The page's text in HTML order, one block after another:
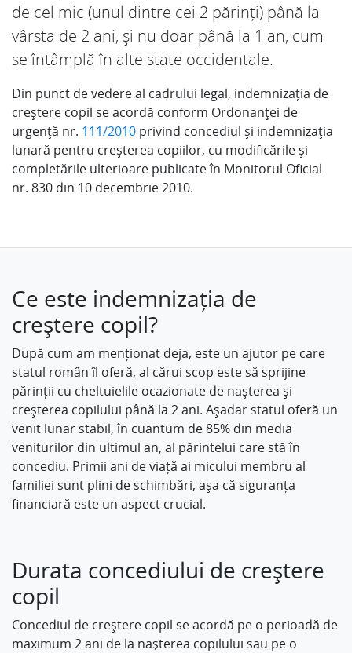
de cel mic (unul dintre cei 2 părinți) până la
vârsta de 2 ani, și nu doar până la 1 an, cum
se întâmplă în alte state occidentale.
Din punct de vedere al cadrului legal, indemnizația de
creștere copil se acordă conform Ordonanţei de
urgenţă nr. 111/2010 privind concediul şi indemnizaţia
lunară pentru creşterea copiilor, cu modificările și
completările ulterioare publicate în Monitorul Oficial
nr. 830 din 10 decembrie 2010.
Ce este indemnizația de
creștere copil?
După cum am menționat deja, este un ajutor pe care
statul român îl oferă, al cărui scop este să sprijine
părinții cu cheltuielile ocazionate de nașterea și
creșterea copilului până la 2 ani. Așadar statul oferă un
venit lunar stabil, în cuantum de 85% din media
veniturilor din ultimul an, al părintelui care stă în
concediu. Primii ani de viață ai micului membru al
familiei sunt plini de schimbări, așa că siguranța
financiară este un aspect crucial.
Durata concediului de creștere
copil
Concediul de creștere copil se acordă pe o perioadă de
maximum 2 ani de la nașterea copilului sau pe o